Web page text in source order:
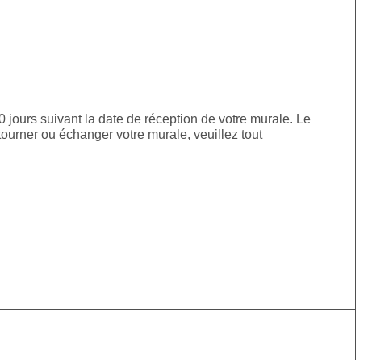
jours suivant la date de réception de votre murale. Le
ou échanger votre murale, veuillez tout